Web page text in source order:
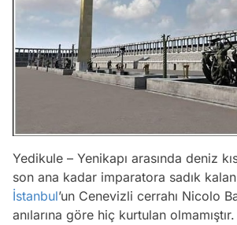
Yedikule – Yenikapı arasında deniz
son ana kadar imparatora sadık
İstanbul’un Cenevizli cerrahı Nicolo
anılarına göre hiç kurtulan